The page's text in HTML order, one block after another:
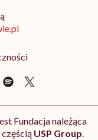
Fundacja należąca
USP Group.